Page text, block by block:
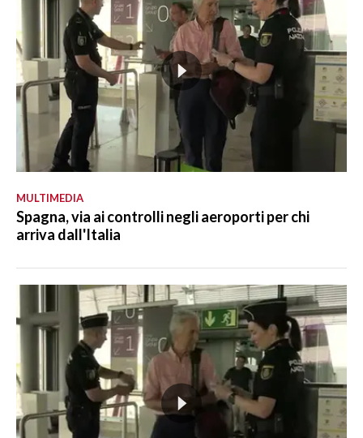
MULTIMEDIA
Spagna, via ai controlli negli aeroporti per chi
arriva dall'Italia